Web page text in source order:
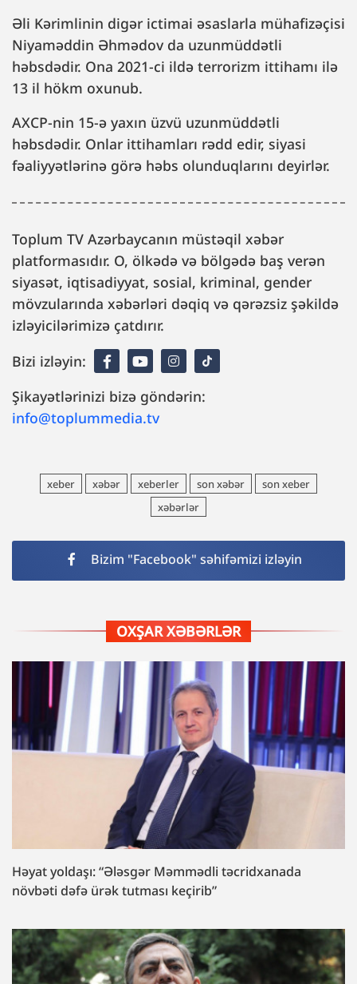
Əli Kərimlinin digər ictimai əsaslarla mühafizəçisi
Niyaməddin Əhmədov da uzunmüddətli
həbsdədir. Ona 2021-ci ildə terrorizm ittihamı ilə
13 il hökm oxunub.
AXCP-nin 15-ə yaxın üzvü uzunmüddətli
həbsdədir. Onlar ittihamları rədd edir, siyasi
fəaliyyətlərinə görə həbs olunduqlarını deyirlər.
Toplum TV Azərbaycanın müstəqil xəbər
platformasıdır. O, ölkədə və bölgədə baş verən
siyasət, iqtisadiyyat, sosial, kriminal, gender
mövzularında xəbərləri dəqiq və qərəzsiz şəkildə
izləyicilərimizə çatdırır.
Bizi izləyin:
Şikayətlərinizi bizə göndərin:
info@toplummedia.tv
xeber xəbər xeberler son xəbər
son xeber
xəbərlər
Bizim "Facebook" səhifəmizi izləyin
OXŞAR XƏBƏRLƏR
Həyat yoldaşı: “Ələsgər Məmmədli təcridxanada
növbəti dəfə ürək tutması keçirib”